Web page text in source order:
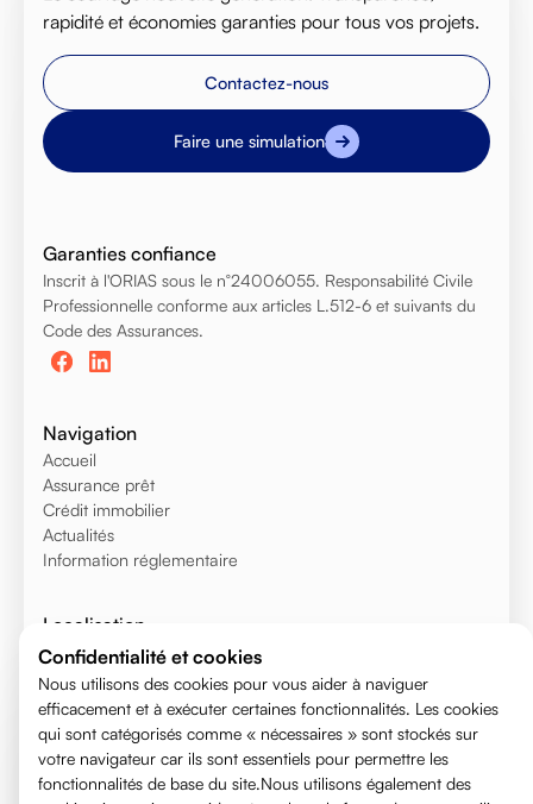
rapidité et économies garanties pour tous vos projets.
Contactez-nous
Faire une simulation
Garanties confiance
Inscrit à l'ORIAS sous le n°24006055. Responsabilité Civile
Professionnelle conforme aux articles L.512-6 et suivants du
Code des Assurances.
Navigation
Accueil
Assurance prêt
Crédit immobilier
Actualités
Information réglementaire
Localisation
Voiron
Voreppe
Saint-Égrève
Meylan
Saint Martin d'hères
Grenoble
Confidentialité et cookies
Nous utilisons des cookies pour vous aider à naviguer
efficacement et à exécuter certaines fonctionnalités. Les cookies
qui sont catégorisés comme « nécessaires » sont stockés sur
votre navigateur car ils sont essentiels pour permettre les
fonctionnalités de base du site.Nous utilisons également des